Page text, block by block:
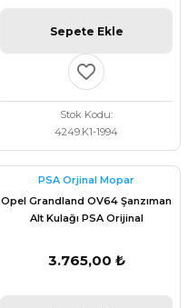
Sepete Ekle
Stok Kodu
4249.K1-1994
PSA Orjinal Mopar
Opel Grandland OV64 Şanzıman
Alt Kulağı PSA Orijinal
3.765,00 ₺